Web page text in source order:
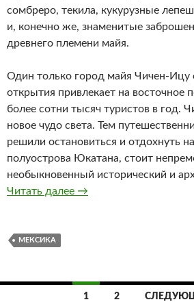
сомбреро, текила, кукурузные
и, конечно же, знаменитые
древнего племени майя.
Один только город майя Чичен-Ицу
открытия привлекает на восточное
более сотни тысяч туристов в год.
новое чудо света. Тем
решили остановиться и отдохнуть
полуострова Юкатана, стоит
необыкновенный исторический и
Читать далее Что мы знаем о
→
МЕКСИКА
1 2